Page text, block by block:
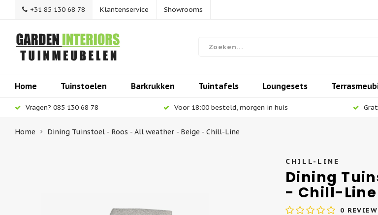
+31 85 130 68 78 Klantenservice Showrooms
Home Tuinstoelen Barkrukken Tuintafels Loungesets
Vragen? 085 130 68 78 Voor 18:00 besteld, morgen in huis
Home Dining Tuinstoel - Roos - All weather - Beige - Chill-Line
CHILL-LINE
Dining
- Chill-Line
0